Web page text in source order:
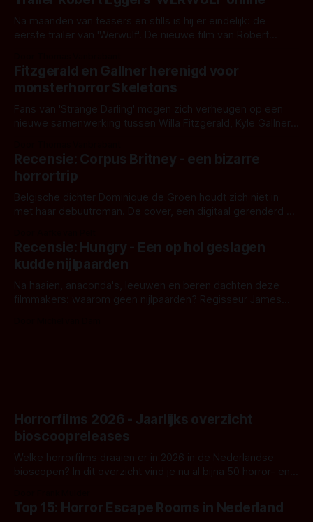
Na maanden van teasers en stills is hij er eindelijk: de
eerste trailer van 'Werwulf'. De nieuwe film van Robert
kille stijl vol folklore en mythe. Het topic deze keer is (kon
het het al raden?)... de weerwolf. Kijk je mee?
Fitzgerald en Gallner herenigd voor
monsterhorror Skeletons
Fans van 'Strange Darling' mogen zich verheugen op een
nieuwe samenwerking tussen Willa Fitzgerald, Kyle Gallner
'Skeletons', een nieuwe creature feature waarvoor de
opnames zijn gestart in Australië.
Recensie: Corpus Britney - een bizarre
horrortrip
Belgische dichter Dominique de Groen houdt zich niet in
met haar debuutroman. De cover, een digitaal gerenderd en
achtergrond, belooft iets kleurrijks maar onheilspellends,
iets ongrijpbaars. En dat maakt De Groen met ieder woord
waar.
Recensie: Hungry - Een op hol geslagen
kudde nijlpaarden
Na haaien, anaconda's, leeuwen en beren dachten deze
filmmakers: waarom geen nijlpaarden? Regisseur James
Horrorfilms 2026 - Jaarlijks overzicht
bioscoopreleases
Welke horrorfilms draaien er in 2026 in de Nederlandse
bioscopen? In dit overzicht vind je nu al bijna 50 horror- en
Top 15: Horror Escape Rooms in Nederland